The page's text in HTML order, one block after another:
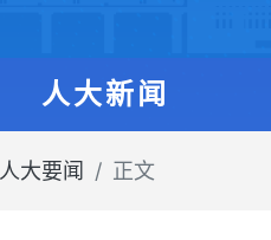
人大新闻
人大要闻 正文